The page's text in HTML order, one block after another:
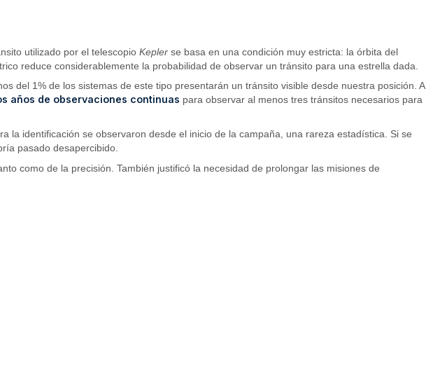
utilizado por el telescopioKepler se basa en una condición muy estricta: la órbita del
reduce considerablemente la probabilidad de observar un tránsito para una estrella dada.
del 1% de los sistemas de este tipo presentarán un tránsito visible desde nuestra posición. A
años de observaciones continuas para observar al menos tres tránsitos necesarios para
la identificación se observaron desde el inicio de la campaña, una rareza estadística. Si se
pasado desapercibido.
como de la precisión. También justificó la necesidad de prolongar las misiones de